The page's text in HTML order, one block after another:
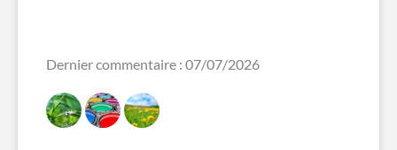
Dernier commentaire : 07/07/2026